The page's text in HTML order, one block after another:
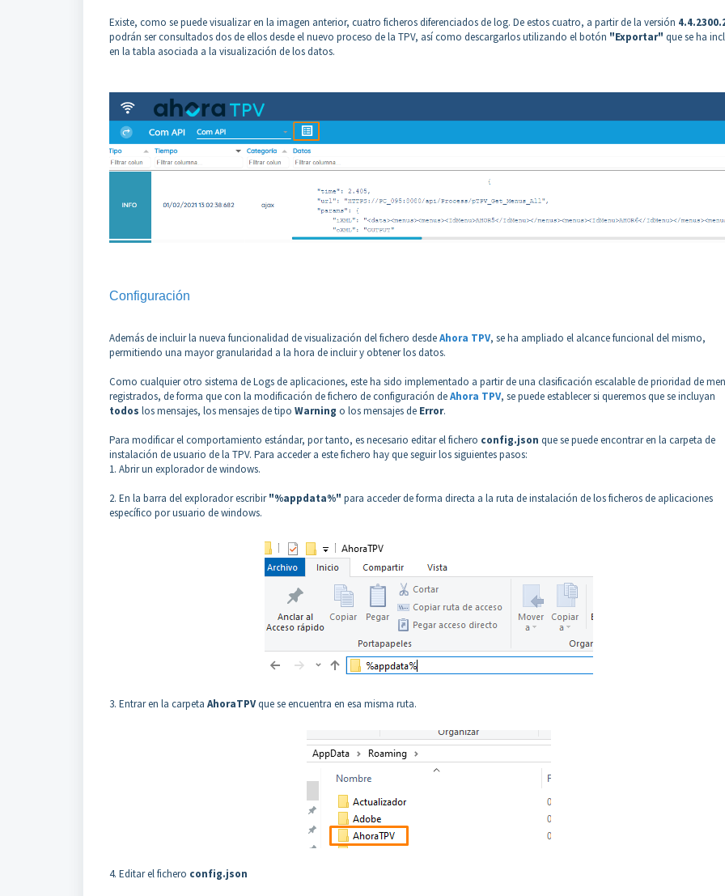
Existe, como se puede visualizar en la imagen anterior, cuatro ficheros diferenciados de log. De estos cuatro, a partir de la versión
podrán ser consultados dos de ellos desde el nuevo proceso de la TPV, así como descargarlos utilizando el botón "Exportar" que se ha
en la tabla asociada a la visualización de los datos.
Configuración
Además de incluir la nueva funcionalidad de visualización del fichero desdeAhora TPV, se ha ampliado el alcance funcional del mismo,
permitiendo una mayor granularidad a la hora de incluir y obtener los datos.
Como cualquier otro sistema de Logs de aplicaciones, este ha sido implementado a partir de una clasificación escalable de prioridad de
registrados, de forma que con la modificación de fichero de configuración deAhora TPV, se puede establecer si queremos que se incluyan
todos los mensajes, los mensajes de tipo Warning o los mensajes de Error.
Para modificar el comportamiento estándar, por tanto, es necesario editar el fichero config.json que se puede encontrar en la carpeta de
instalación de usuario de la TPV. Para acceder a este fichero hay que seguir los siguientes pasos:
1. Abrir un explorador de windows.
2. En la barra del explorador escribir"%appdata%" para acceder de forma directa a la ruta de instalación de los ficheros de aplicaciones
específico por usuario de windows.
3. Entrar en la carpeta AhoraTPVque se encuentra en esa misma ruta.
4. Editar el fichero config.json